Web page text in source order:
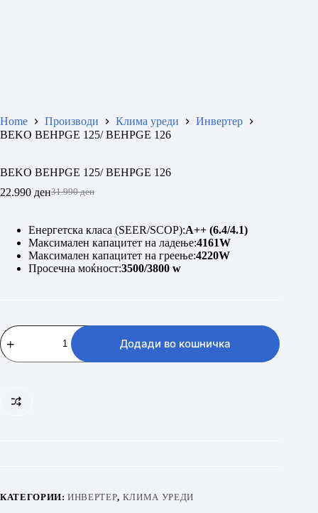
Home Производи Клима уреди
Инвертер
BEKO BEHPGE 125/ BEHPGE 126
BEKO BEHPGE 125/ BEHPGE 126
31.990ден
Original
31.990 ден.
22.990 денCurrent
22.990 ден.
Енергетска класа (SEER/SCOP):A++ (6.4/4.1)
Максимален капацитет на ладење:4161W
Максимален капацитет на греење:4220W
Просечна моќност:3500/3800 w
BEKO
BEHPGE
125/
Додади во кошничка
КАТЕГОРИИ:ИНВЕРТЕР, КЛИМА УРЕДИ